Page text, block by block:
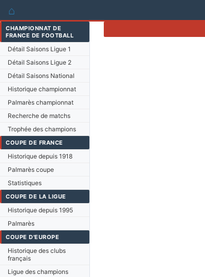
⌂
CHAMPIONNAT DE
FRANCE DE FOOTBALL
Détail Saisons Ligue 1
Détail Saisons Ligue 2
Détail Saisons National
Historique championnat
Palmarès championnat
Recherche de matchs
Trophée des champions
COUPE DE FRANCE
Historique depuis 1918
Palmarès coupe
Statistiques
COUPE DE LA LIGUE
Historique depuis 1995
Palmarès
COUPE D'EUROPE
Historique des clubs
français
Ligue des champions